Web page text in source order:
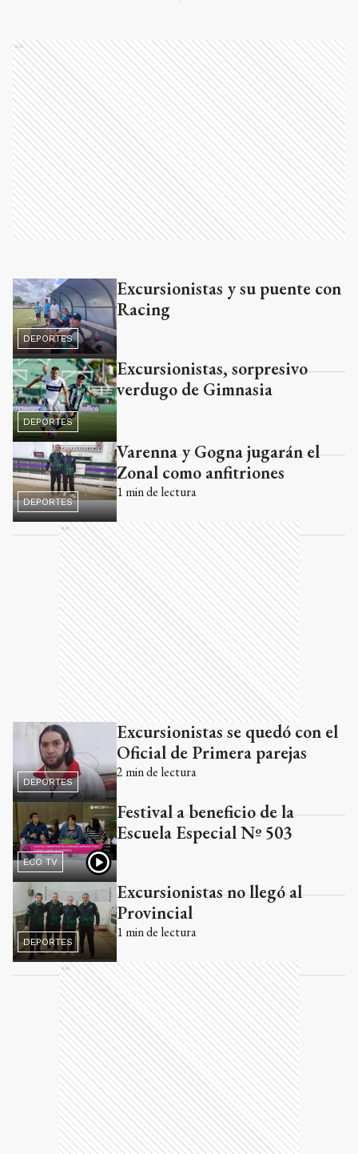
Ads
DEPORTES
Excursionistas y su puente con
Racing
DEPORTES
Excursionistas, sorpresivo
verdugo de Gimnasia
DEPORTES
Varenna y Gogna jugarán el
Zonal como anfitriones
1 min de lectura
Ads
DEPORTES
Excursionistas se quedó con el
Oficial de Primera parejas
2 min de lectura
ECO TV
Festival a beneficio de la
Escuela Especial Nº 503
DEPORTES
Excursionistas no llegó al
Provincial
1 min de lectura
Ads